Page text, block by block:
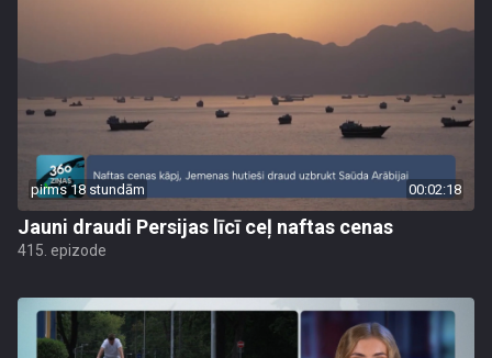
pirms 18 stundām 00:02:18
Jauni draudi Persijas līcī ceļ naftas cenas
415. epizode